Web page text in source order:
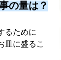
の量は？
るために
皿に盛るこ